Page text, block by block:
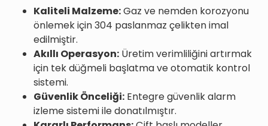
Kaliteli Malzeme:Gaz ve nemden korozyonu
önlemek için 304 paslanmaz çelikten imal
edilmiştir.
Akıllı Operasyon: Üretim verimliliğini artırmak
için tek düğmeli başlatma ve otomatik kontrol
sistemi.
Güvenlik Önceliği: Entegre güvenlik alarm
izleme sistemi ile donatılmıştır.